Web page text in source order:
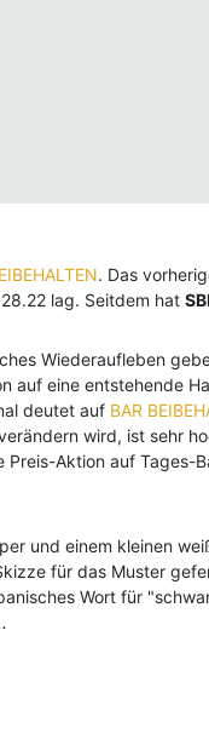
. Das
lag. Seitdem hat
Wiederaufleben
auf eine entstehende
deutet auf BAR
wird, ist sehr
Aktion auf Tages-
und einem kleinen
für das Muster
Wort für